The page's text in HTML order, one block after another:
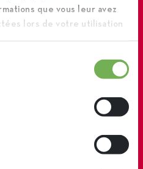
que vous leur avez
lors de votre utilisation
de notre usine de
le petit doigt ?
bassin, ce silo ? cette